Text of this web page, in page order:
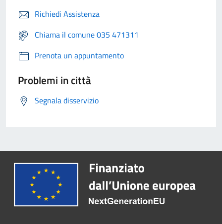
Richiedi Assistenza
Chiama il comune 035 471311
Prenota un appuntamento
Problemi in città
Segnala disservizio